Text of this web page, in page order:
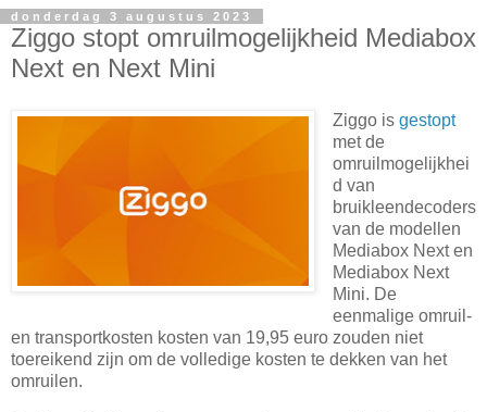
donderdag 3 augustus 2023
Ziggo stopt omruilmogelijkheid Mediabox
Next en Next Mini
Ziggo is gestopt
met de
omruilmogelijkhei
d van
bruikleendecoders
van de modellen
Mediabox Next en
Mediabox Next
Mini. De
eenmalige omruil-
en transportkosten kosten van 19,95 euro zouden niet
toereikend zijn om de volledige kosten te dekken van het
omruilen.